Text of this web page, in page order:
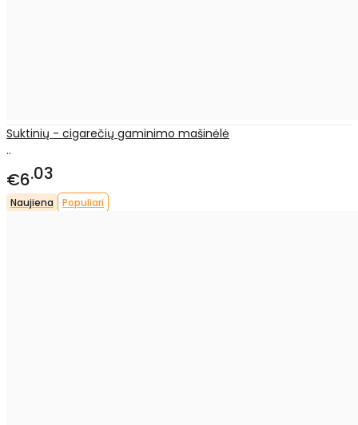
Suktinių - cigarečių gaminimo mašinėlė
..
€6 03
Naujiena Populiari